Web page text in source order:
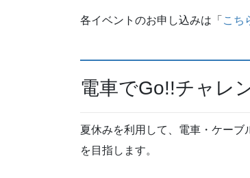
各イベントのお申し込みは「 こち
電車でGo!!チャレ
夏休みを利用して、電車・ケーブ
を目指します。